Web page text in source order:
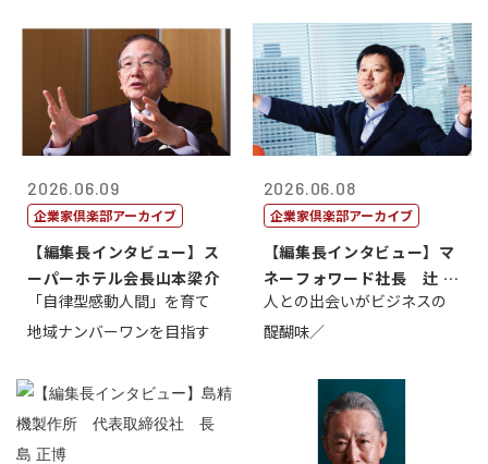
2026.06.09
企業家倶楽部アーカイブ
【編集長インタビュー】ス
ーパーホテル会長山本梁介
「自律型感動人間」を育て
地域ナンバーワンを目指す
2026.06.08
企業家倶楽部アーカイブ
【編集長インタビュー】マ
ネーフォワード社長 辻 庸
介
人との出会いがビジネスの
醍醐味／